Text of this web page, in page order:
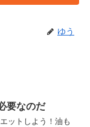
ゆう
要なのだ
ットしよう！油も